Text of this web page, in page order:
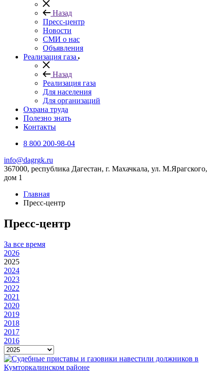
Назад
Пресс-центр
Новости
СМИ о нас
Объявления
Реализация газа
Назад
Реализация газа
Для населения
Для организаций
Охрана труда
Полезно знать
Контакты
8 800 200-98-04
info@dagrgk.ru
367000, республика Дагестан, г. Махачкала, ул. М.Ярагского,
дом 1
Главная
Пресс-центр
Пресс-центр
За все время
2026
2025
2024
2023
2022
2021
2020
2019
2018
2017
2016